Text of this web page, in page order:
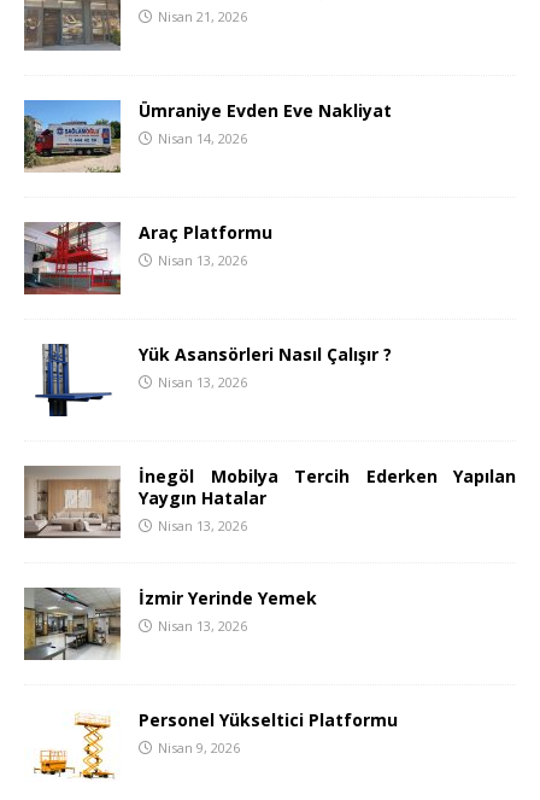
Nisan 21, 2026
Ümraniye Evden Eve Nakliyat
Nisan 14, 2026
Araç Platformu
Nisan 13, 2026
Yük Asansörleri Nasıl Çalışır ?
Nisan 13, 2026
İnegöl Mobilya Tercih Ederken Yapılan
Yaygın Hatalar
Nisan 13, 2026
İzmir Yerinde Yemek
Nisan 13, 2026
Personel Yükseltici Platformu
Nisan 9, 2026